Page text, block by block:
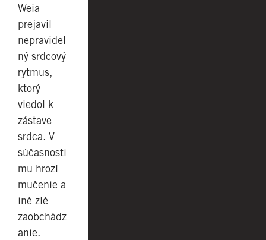
Weia
prejavil
nepravidel
ný srdcový
rytmus,
ktorý
viedol k
zástave
srdca. V
súčasnosti
mu hrozí
mučenie a
iné zlé
zaobchádz
anie.